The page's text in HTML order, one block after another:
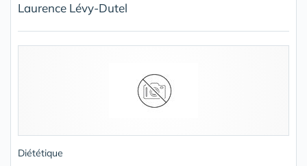
Laurence Lévy-Dutel
Diététique